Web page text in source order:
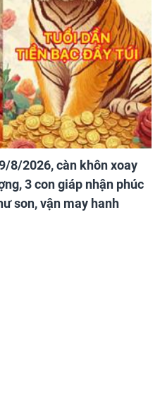
8/2026, càn khôn xoay
3 con giáp nhận phúc
son, vận may hanh